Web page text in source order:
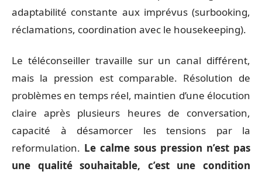
adaptabilité constante aux imprévus (surbooking,
réclamations, coordination avec le housekeeping).
Le téléconseiller travaille sur un canal différent,
mais la pression est comparable. Résolution de
problèmes en temps réel, maintien d’une élocution
claire après plusieurs heures de conversation,
capacité à désamorcer les tensions par la
reformulation. Le calme sous pression n’est pas
une qualité souhaitable, c’est une condition